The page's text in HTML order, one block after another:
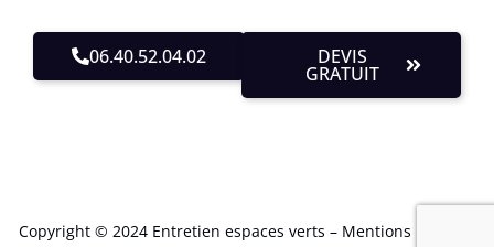
06.40.52.04.02 DEVIS
GRATUIT
Copyright © 2024 Entretien espaces verts – Mentions Légales